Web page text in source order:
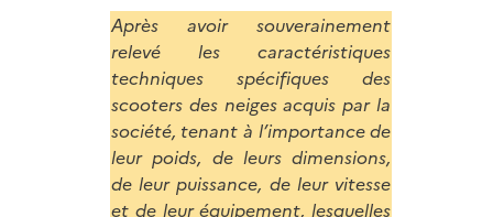
Après avoir souverainement
relevé les caractéristiques
techniques spécifiques des
scooters des neiges acquis par la
société, tenant à l’importance de
leur poids, de leurs dimensions,
de leur puissance, de leur vitesse
et de leur équipement, lesquelles